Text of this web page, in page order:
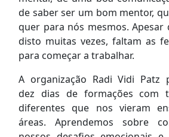
de saber ser um bom mentor,
quer para nós mesmos.
disto muitas vezes, faltam as
para começar a trabalhar.
A organização Radi Vidi Patz
dez dias de formações com
diferentes que nos vieram
áreas. Aprendemos sobre